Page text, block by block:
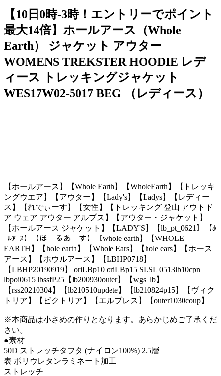
【10日0時-3時！エントリーでポイント
最大14倍】ホールアース（Whole
Earth） ジャケット アウター
WOMENS TREKSTER HOODIE レデ
ィース トレッキングジャケット
WES17W02-5017 BEG （レディース）
【ホールアース】【Whole Earth】【WholeEarth】【トレッキ
ングウエア】【アウター】【Lady's】【Ladys】【レディー
ス】【れでぃーす】【女性】【トレッキング 登山 アウトド
ア ウェア アウター アルプス】【アウター・ジャケット】
【ホールアース ジャケット】【LADY'S】【lb_pt_0621】【ﾎ
ｰﾙｱｰｽ】【ほーるあーす】【whole earth】【WHOLE
EARTH】【hole earth】【Whole Ears】【hole ears】【ホース
アース】【ホウルアース】【LBHP0718】
【LBHP20190919】 oriLBp10 oriLBp15 SLSL 0513lb10cpn
lbpoi0615 lbssfP25【lb200930outer】【wgs_lb】
【rss20210304】【lb210510updete】【lb210824p15】【ヴィク
トリア】【ビクトリア】【エルブレス】【outer1030coup】
※本商品は小さめの作りとなります。あらかじめご了承くだ
さい。
●素材
50D ストレッチタフタ (ナイロン100%) 2.5層
表 ポリウレタンラミネート加工
ストレッチ